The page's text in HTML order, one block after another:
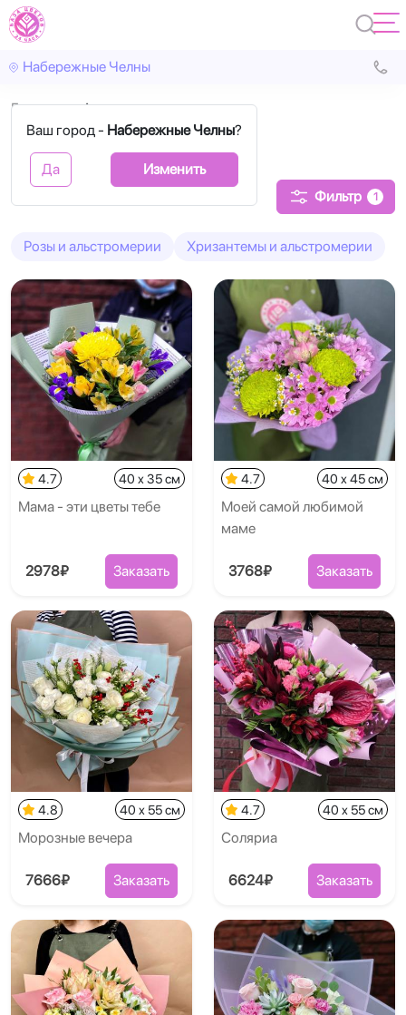
Набережные Челны
Ваш город - Набережные Челны?
Да Изменить
Главная Альстромерии
Альстромерии
Фильтр 1
Розы и альстромерии Хризантемы и альстромерии
4.7 40 x 35 см
Мама - эти цветы тебе
2978₽ Заказать
4.7 40 x 45 см
Моей самой любимой
маме
3768₽ Заказать
4.8 40 x 55 см
Морозные вечера
7666₽ Заказать
4.7 40 x 55 см
Соляриа
6624₽ Заказать